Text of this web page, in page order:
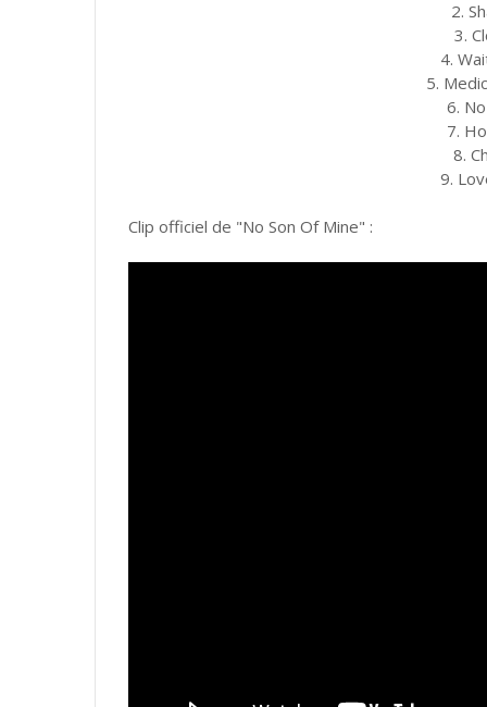
2.
3.
4.
5.
6.
7.
8.
9.
Clip officiel de "No Son Of Mine" :